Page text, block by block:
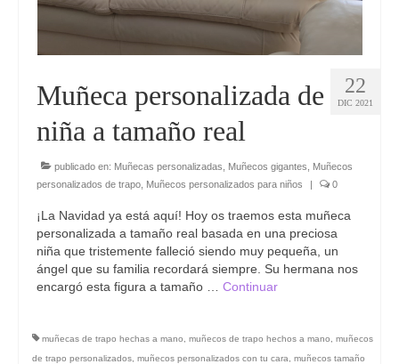
22
DIC 2021
Muñeca personalizada de
niña a tamaño real
publicado en: Muñecas personalizadas Muñecos gigantes
Muñecos
personalizados de trapo Muñecos personalizados para niños | 0
¡La Navidad ya está aquí! Hoy os traemos esta muñeca
personalizada a tamaño real basada en una preciosa
niña que tristemente falleció siendo muy pequeña, un
ángel que su familia recordará siempre. Su hermana nos
encargó esta figura a tamaño … Continuar
muñecas de trapo hechas a mano muñecos de trapo hechos a mano
muñecos
de trapo personalizados muñecos personalizados con tu cara
muñecos tamaño